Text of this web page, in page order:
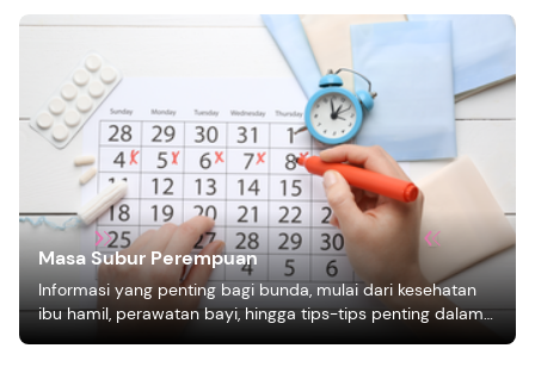
Masa Subur Perempuan
Informasi yang penting bagi bunda, mulai dari kesehatan
ibu hamil, perawatan bayi, hingga tips-tips penting dalam